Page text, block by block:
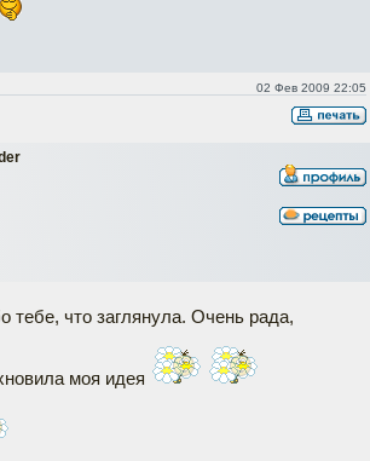
02 Фев 2009 22:05
тебе, что заглянула. Очень рада,
моя идея